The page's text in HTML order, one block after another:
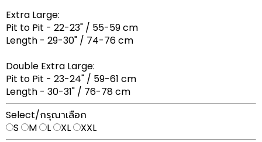
Extra Large:
Pit to Pit - 22-23" / 55-59 cm
Length - 29-30" / 74-76 cm
Double Extra Large:
Pit to Pit - 23-24" / 59-61 cm
Length - 30-31" / 76-78 cm
Select/กรุณาเลือก
S
M L XL
XXL